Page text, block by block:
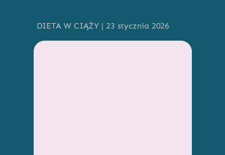
DIETA W CIĄŻY | 23 stycznia 2026